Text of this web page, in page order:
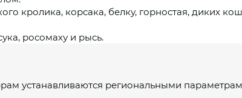
кролика, корсака, белку, горностая, диких
росомаху и рысь.
устанавливаются региональными